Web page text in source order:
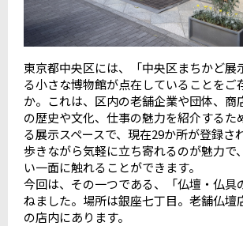
東京都中央区には、「中央区まちかど展
る小さな博物館が点在していることをご
か。これは、区内の老舗企業や団体、商
の歴史や文化、仕事の魅力を紹介するた
る展示スペースで、現在29か所が登録さ
歩きながら気軽に立ち寄れるのが魅力で
い一面に触れることができます。
今回は、その一つである、「仏壇・仏具
ねました。場所は銀座七丁目。老舗仏壇
の店内にあります。